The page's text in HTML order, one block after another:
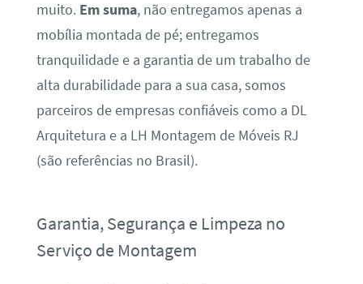
muito. Em suma, não entregamos apenas a
mobília montada de pé; entregamos
tranquilidade e a garantia de um trabalho de
alta durabilidade para a sua casa, somos
parceiros de empresas confiáveis como a DL
Arquitetura e a LH Montagem de Móveis RJ
(são referências no Brasil).
Garantia, Segurança e Limpeza no
Serviço de Montagem